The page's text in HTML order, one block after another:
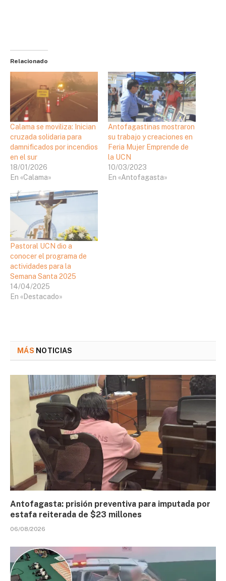
Relacionado
Calama se moviliza: Inician
cruzada solidaria para
damnificados por incendios
en el sur
18/01/2026
En «Calama»
Antofagastinas mostraron
su trabajo y creaciones en
Feria Mujer Emprende de
la UCN
10/03/2023
En «Antofagasta»
Pastoral UCN dio a
conocer el programa de
actividades para la
Semana Santa 2025
14/04/2025
En «Destacado»
MÁS NOTICIAS
Antofagasta: prisión preventiva para imputada por
estafa reiterada de $23 millones
06/08/2026